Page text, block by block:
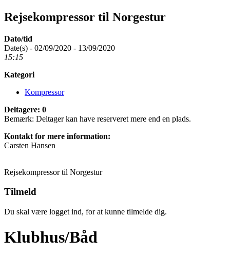
Rejsekompressor til Norgestur
Dato/tid
Date(s) - 02/09/2020 - 13/09/2020
15:15
Kategori
Kompressor
Deltagere: 0
Bemærk: Deltager kan have reserveret mere end en plads.
Kontakt for mere information:
Carsten Hansen
Rejsekompressor til Norgestur
Tilmeld
Du skal være logget ind, for at kunne tilmelde dig.
Klubhus/Båd